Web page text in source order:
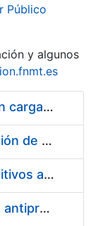
Público
y algunos
Pliego condiciones optimización cargas compras firmado
Acuerdo marco para la fabricación de piezas
Suministro de Protectores Auditivos a medida para las personas trabajadoras de los Centros de Trabajo de Madrid y Burgos
Suministro de gafas graduadas antiproyecciones para los trabajadores de la FNMT-RCM en los centros de trabajo de Madrid y Burgos